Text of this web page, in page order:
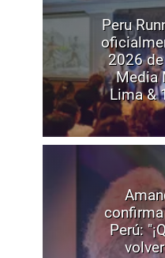
Peru
2026
Media
Lima &
Perú: